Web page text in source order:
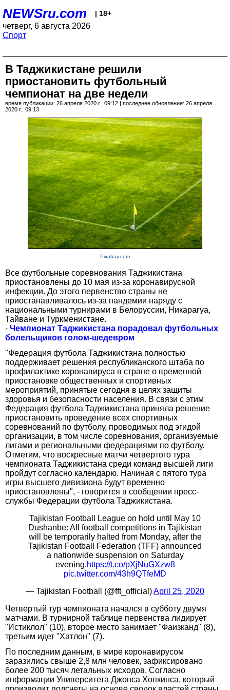
NEWSru.com | 18+
четверг, 6 августа 2026
Спорт
В Таджикистане решили
приостановить футбольный
чемпионат на две недели
время публикации: 26 апреля 2020 г., 09:12 | последнее обновление: 26 апреля
2020 г., 09:13
Pixabay.com
Все футбольные соревнования Таджикистана
приостановлены до 10 мая из-за коронавирусной
инфекции. До этого первенство страны не
приостанавливалось из-за пандемии наряду с
национальными турнирами в Белоруссии, Никарагуа,
Тайване и Туркменистане.
- Чемпионат Таджикистана порадовал футбольных
болельщиков голом-шедевром
"Федерация футбола Таджикистана полностью
поддерживает решения республиканского штаба по
профилактике коронавируса в стране о временной
приостановке общественных и спортивных
мероприятий, принятые сегодня в целях защиты
здоровья и безопасности населения. В связи с этим
Федерация футбола Таджикистана приняла решение
приостановить проведение всех спортивных
соревнований по футболу, проводимых под эгидой
организации, в том числе соревнования, организуемые
лигами и региональными федерациями по футболу.
Отметим, что воскресные матчи четвертого тура
чемпионата Таджикистана среди команд высшей лиги
пройдут согласно календарю. Начиная с пятого тура
игры высшего дивизиона будут временно
приостановлены", - говорится в сообщении пресс-
службы Федерации футбола Таджикистана.
Tajikistan Football League on hold until May 10
Dushanbe: All football competitions in Tajikistan
will be temporarily halted from Monday, after the
Tajikistan Football Federation (TFF) announced
a nationwide suspension on Saturday
evening.https://t.co/pXjNuGXzw8
pic.twitter.com/43h9QTfeMD
— Tajikistan Football (@fft_official)April 25, 2020
Четвертый тур чемпионата начался в субботу двумя
матчами. В турнирной таблице первенства лидирует
"Истиклол" (10), второе место занимает "Фаизканд" (8),
третьим идет "Хатлон" (7).
По последним данным, в мире коронавирусом
заразились свыше 2,8 млн человек, зафиксировано
более 200 тысяч летальных исходов. Согласно
информации Университета Джонса Хопкинса, который